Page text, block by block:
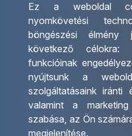
Ez a weboldal
nyomkövetési
böngészési élmény
következő célokra:
funkcióinak
nyújtsunk a
szolgáltatásaink iránti
valamint a
szabása, az Ön
megjelenítése.
Csoportos utazások
szervezése
Egyéni utak szervezése
Hajóutak
Üzleti utaztatás
Nemzetközi tanár és
diákigazolványok
Letölthető katalógusunk
Ajándékutalvány